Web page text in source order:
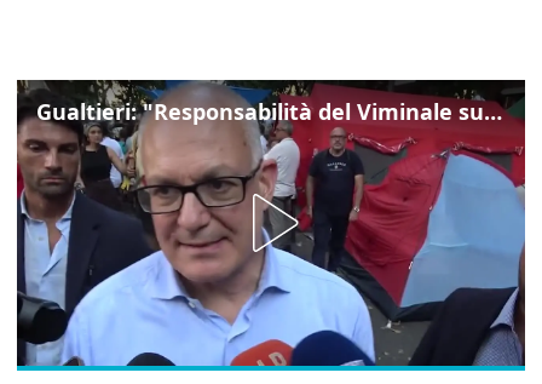
Gualtieri: "Responsabilità del Viminale su Spin Time? La posizione dei partiti è nota"